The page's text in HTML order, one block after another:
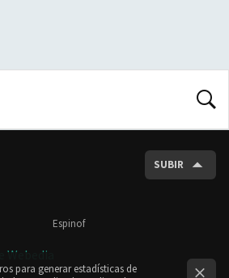
SUBIR
Espinof
para generar estadísticas de